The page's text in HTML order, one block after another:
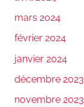
mars 2024
février 2024
janvier 2024
décembre 2023
novembre 2023